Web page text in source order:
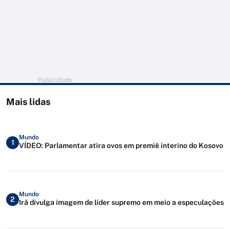
Publicidade
Mais lidas
1
Mundo
VÍDEO: Parlamentar atira ovos em premiê interino do Kosovo
2
Mundo
Irã divulga imagem de líder supremo em meio a especulações